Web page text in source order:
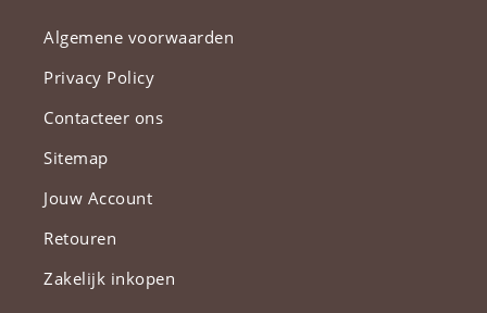
Algemene voorwaarden
Privacy Policy
Contacteer ons
Sitemap
Jouw Account
Retouren
Zakelijk inkopen